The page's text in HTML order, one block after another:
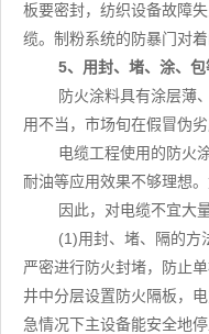
板要密封，纺织设备故障
缆。制粉系统的防暴门对
5、用封、堵、涂、
防火涂料具有涂层薄
用不当，市场旬在假冒伪
电缆工程使用的防火
耐油等应用效果不够理想
因此，对电缆不宜大
(1)用封、堵、隔的方
严密进行防火封堵，防止
井中分层设置防火隔板，
急情况下主设备能安全地停